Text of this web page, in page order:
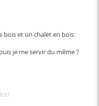
bois et un chalet en bois
je me servir du même ?